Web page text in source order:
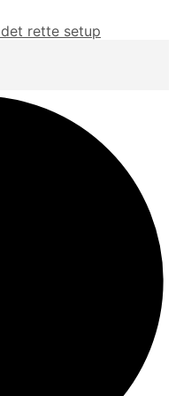
rette setup